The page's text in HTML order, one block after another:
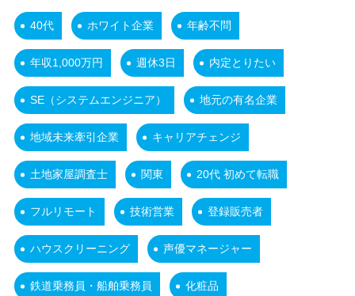
40代 ホワイト企業 年齢不問
年収1,000万円 週休3日 内定とりたい
SE（システムエンジニア） 地元の有名企業
地域未来牽引企業 キャリアチェンジ
土地家屋調査士 関東 20代 初めて転職
フルリモート 技術営業 登録販売者
ハウスクリーニング 声優マネージャー
鉄道乗務員・船舶乗務員 化粧品